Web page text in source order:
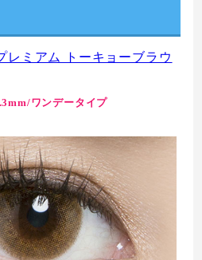
レミアム トーキョーブラウ
ワンデータイプ